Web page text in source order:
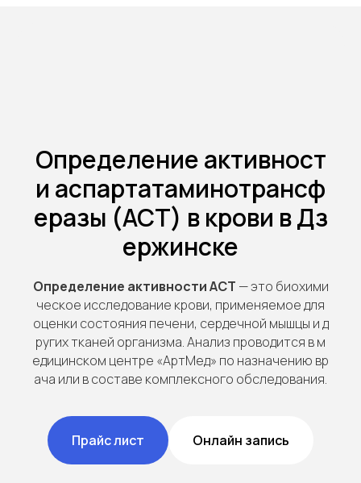
Определение активност
и аспартатаминотрансф
еразы (АСТ) в крови в Дз
ержинске
Определение активности АСТ — это биохими
ческое исследование крови, применяемое для
оценки состояния печени, сердечной мышцы и д
ругих тканей организма. Анализ проводится в м
едицинском центре «АртМед» по назначению вр
ача или в составе комплексного обследования.
Прайс лист Онлайн запись